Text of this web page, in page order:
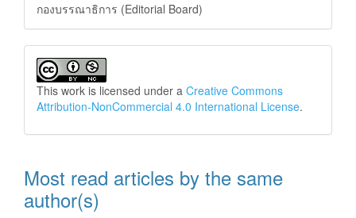
กองบรรณาธิการ (Editorial Board)
This work is licensed under a Creative Commons
Attribution-NonCommercial 4.0 International License.
Most read articles by the same
author(s)